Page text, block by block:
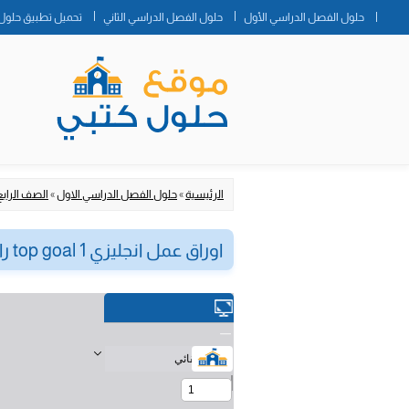
حلول الفصل الدراسي الأول حلول الفصل الدراسي الثاني تحميل تطبيق
الرئيسية»حلول الفصل الدراسي الاول» الصف
اوراق عمل انجليزي top goal 1 رابع ابتدائي الفصل الاول ف1